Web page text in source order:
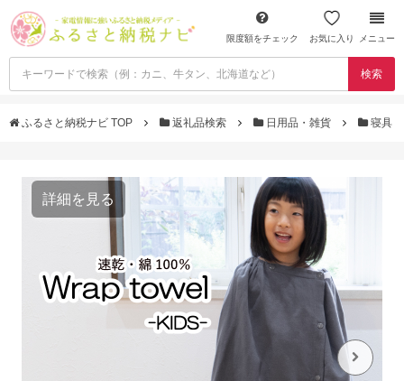
限度額をチェック お気に入り メニュー
検索
ふるさと納税ナビ TOP 返礼品検索 日用品・雑貨 寝具
詳細を見る